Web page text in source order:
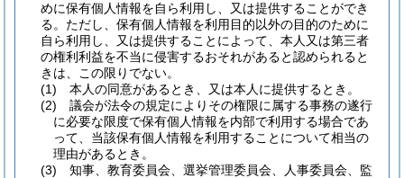
めに保有個人情報を自ら利用し、又は提供することができ
る。 ただし、保有個人情報を利用目的以外の目的のために
自ら利用し、又は提供することによって、本人又は第三者
の権利利益を不当に侵害するおそれがあると認められると
きは、この限りでない。
(1)
本人の同意があるとき、又は本人に提供するとき。
(2)
議会が法令の規定によりその権限に属する事務の遂行
に必要な限度で保有個人情報を内部で利用する場合であ
って、当該保有個人情報を利用することについて相当の
理由があるとき。
(3)
知事、教育委員会、選挙管理委員会、人事委員会、監